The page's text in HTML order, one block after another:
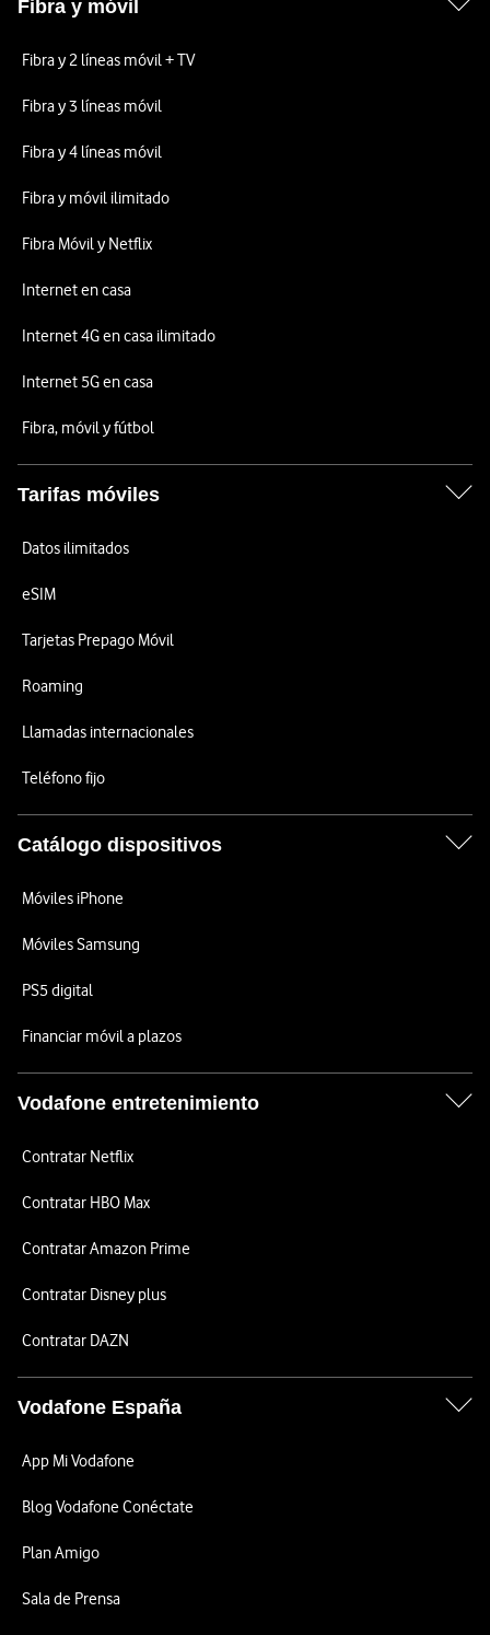
Fibra y móvil
Fibra y 2 líneas móvil + TV
Fibra y 3 líneas móvil
Fibra y 4 líneas móvil
Fibra y móvil ilimitado
Fibra Móvil y Netflix
Internet en casa
Internet 4G en casa ilimitado
Internet 5G en casa
Fibra, móvil y fútbol
Tarifas móviles
Datos ilimitados
eSIM
Tarjetas Prepago Móvil
Roaming
Llamadas internacionales
Teléfono fijo
Catálogo dispositivos
Móviles iPhone
Móviles Samsung
PS5 digital
Financiar móvil a plazos
Vodafone entretenimiento
Contratar Netflix
Contratar HBO Max
Contratar Amazon Prime
Contratar Disney plus
Contratar DAZN
Vodafone España
App Mi Vodafone
Blog Vodafone Conéctate
Plan Amigo
Sala de Prensa